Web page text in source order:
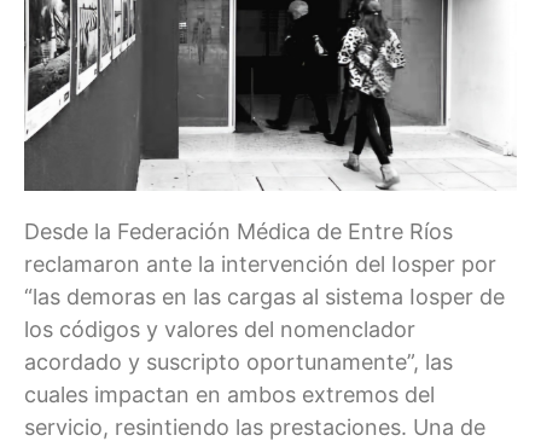
Desde la Federación Médica de Entre Ríos
reclamaron ante la intervención del Iosper por
“las demoras en las cargas al sistema Iosper de
los códigos y valores del nomenclador
acordado y suscripto oportunamente”, las
cuales impactan en ambos extremos del
servicio, resintiendo las prestaciones. Una de